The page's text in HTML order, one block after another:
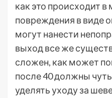
как это происходит
повреждения в виде
могут нанести
выход все же
сложен, как может
после 40 должны
уделять уходу за